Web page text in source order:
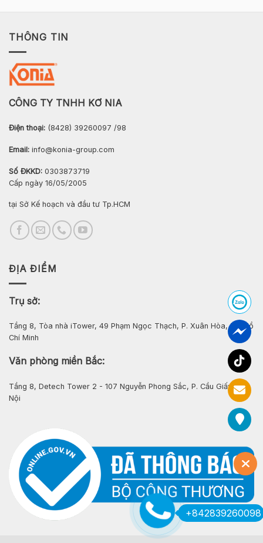
THÔNG TIN
CÔNG TY TNHH KƠ NIA
Điện thoại: (8428) 39260097 /98
Email: info@konia-group.com
Số ĐKKD: 0303873719
Cấp ngày 16/05/2005
tại Sở Kế hoạch và đầu tư Tp.HCM
ĐỊA ĐIỂM
Trụ sở:
Tầng 8, Tòa nhà iTower, 49 Phạm Ngọc Thạch, P. Xuân Hòa, Tp. Hồ
Chí Minh
Văn phòng miền Bắc:
Tầng 8, Detech Tower 2 - 107 Nguyễn Phong Sắc, P. Cầu Giấy, Hà
Nội
+842839260098